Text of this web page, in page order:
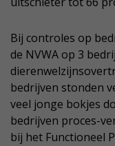
Bij controles op
de NVWA op 3
bedrijven stonden
veel jonge bokjes
bedrijven proces-
bij het Functioneel